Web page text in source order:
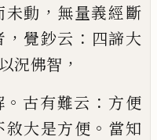
未動 ， 無量義經斷
， 覺鈔云 ： 四諦大
況佛智 ，
。 古有難云 ： 方便
敘大是方便 。 當知